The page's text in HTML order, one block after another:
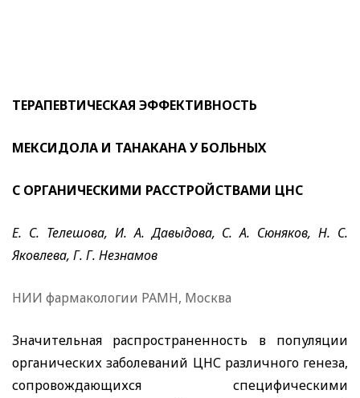
ТЕРАПЕВТИЧЕСКАЯ ЭФФЕКТИВНОСТЬ
МЕКСИДОЛА И ТАНАКАНА У БОЛЬНЫХ
С ОРГАНИЧЕСКИМИ РАССТРОЙСТВАМИ ЦНС
Е. С. Телешова, И. А. Давыдова, С. А. Сюняков, Н. С.
Яковлева, Г. Г. Незнамов
НИИ фармакологии РАМН, Москва
Значительная распространенность в популяции
органических заболеваний ЦНС различного генеза,
сопровождающихся специфическими